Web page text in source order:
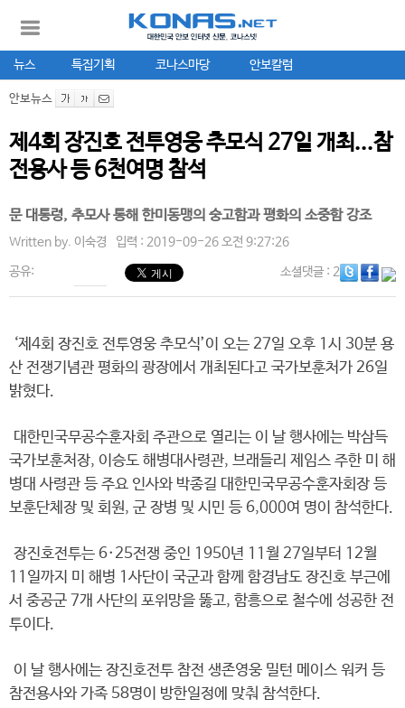
뉴스 특집기획 코나스마당 안보칼럼
안보뉴스
제4회 장진호 전투영웅 추모식 27일 개최...참
전용사 등 6천여명 참석
문 대통령, 추모사 통해 한미동맹의 숭고함과 평화의 소중함 강조
Written by. 이숙경 입력 : 2019-09-26 오전 9:27:26
공유: 소셜댓글: 2
‘제4회 장진호 전투영웅 추모식’이 오는 27일 오후 1시 30분 용
산 전쟁기념관 평화의 광장에서 개최된다고 국가보훈처가 26일
밝혔다.
대한민국무공수훈자회 주관으로 열리는 이 날 행사에는 박삼득
국가보훈처장, 이승도 해병대사령관, 브래들리 제임스 주한 미 해
병대 사령관 등 주요 인사와 박종길 대한민국무공수훈자회장 등
보훈단체장 및 회원, 군 장병 및 시민 등 6,000여 명이 참석한다.
장진호전투는 6·25전쟁 중인 1950년 11월 27일부터 12월
11일까지 미 해병 1사단이 국군과 함께 함경남도 장진호 부근에
서 중공군 7개 사단의 포위망을 뚫고, 함흥으로 철수에 성공한 전
투이다.
이 날 행사에는 장진호전투 참전 생존영웅 밀턴 메이스 워커 등
참전용사와 가족 58명이 방한일정에 맞춰 참석한다.